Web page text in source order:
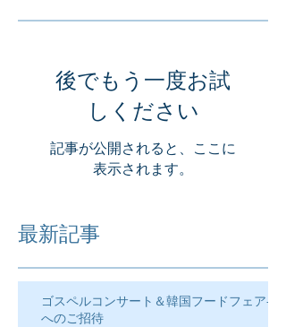
後でもう一度お試
しください
記事が公開されると、ここに
表示されます。
最新記事
ゴスペルコンサート＆韓国フードフェア―
へのご招待